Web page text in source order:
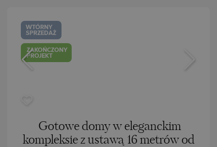
WTÓRNY
SPRZEDAŻ
ZAKOŃCZONY
PROJEKT
Gotowe domy w eleganckim
kompleksie z ustawą 16 metrów od